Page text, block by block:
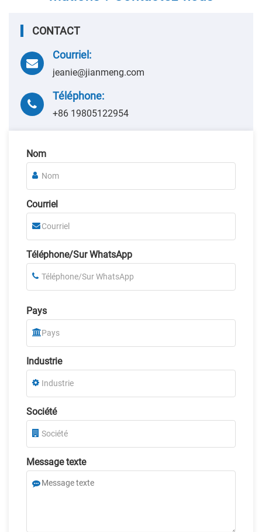
CONTACT
Courriel:
jeanie@jianmeng.com
Téléphone:
+86 19805122954
Nom
Courriel
Téléphone/Sur WhatsApp
Pays
Industrie
Société
Message texte